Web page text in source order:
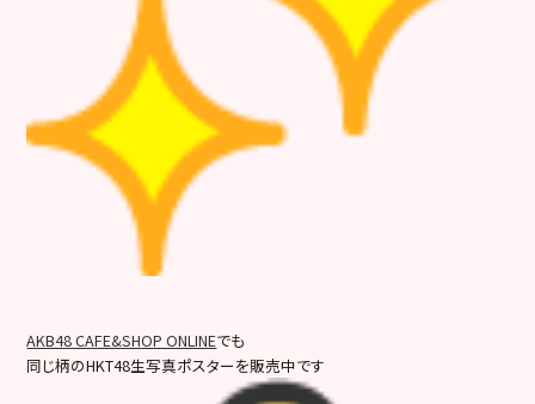
AKB48 CAFE&SHOP ONLINEでも
同じ柄のHKT48生写真ポスターを販売中です